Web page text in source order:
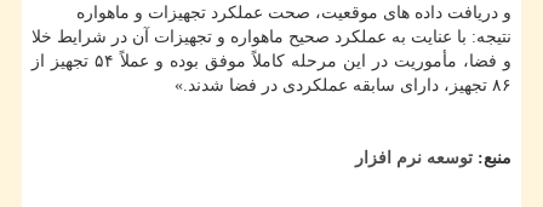
و دریافت داده های موقعیت، صحت عملكرد تجهیزات و ماهواره
نتیجه: با عنایت به عملكرد صحیح ماهواره و تجهیزات آن در شرایط خلا
و فضا، مأموریت در این مرحله كاملاً موفق بوده و عملاً ۵۴ تجهیز از
۸۶ تجهیز، دارای سابقه عملكردی در فضا شدند.»
منبع: توسعه نرم افزار